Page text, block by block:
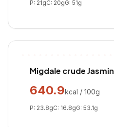
P: 21gC: 20gG: 51g
Migdale crude Jasmin
640.9kcal / 100g
P: 23.8gC: 16.8gG: 53.1g